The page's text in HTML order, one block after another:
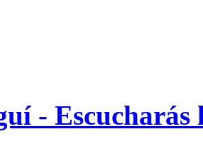
- Escucharás